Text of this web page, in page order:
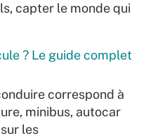
capter le monde qui
? Le guide complet
correspond à
minibus, autocar
les